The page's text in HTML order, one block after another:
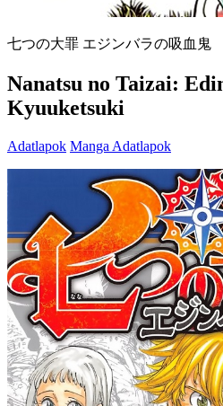
七つの大罪 エジンバラの吸血鬼
Nanatsu no Taizai:
Kyuuketsuki
Adatlapok Manga Adatlapok